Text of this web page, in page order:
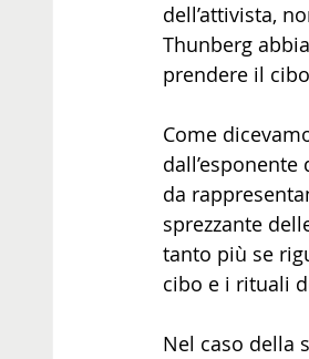
dell’attivista,
Thunberg
prendere il
Come
da
sprezzante
tanto più se
cibo e i rituali
Nel caso della